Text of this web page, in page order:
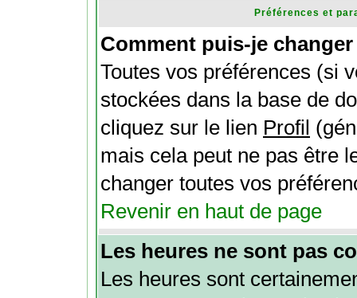
Préférences et
Comment puis-je
Toutes vos préférences (si
stockées dans la base de
cliquez sur le lien Profil
mais cela peut ne pas être
changer toutes vos
Revenir en haut de page
Les heures ne sont pas
Les heures sont